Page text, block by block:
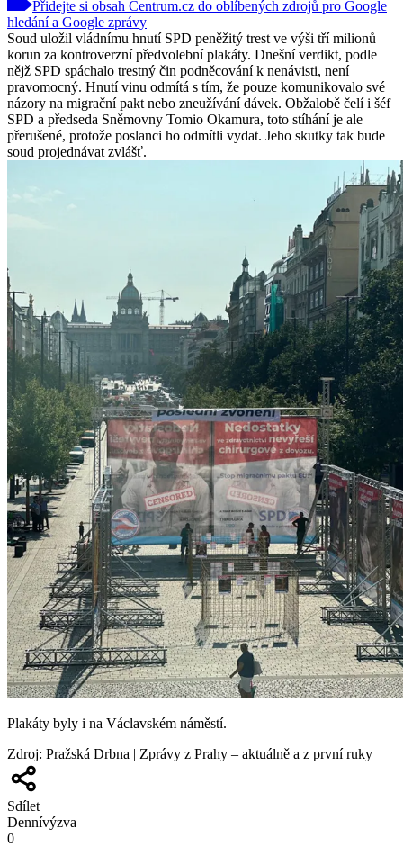
Přidejte si obsah Centrum.cz do oblíbených zdrojů pro Google
hledání a Google zprávy
Soud uložil vládnímu hnutí SPD peněžitý trest ve výši tří milionů
korun za kontroverzní předvolební plakáty. Dnešní verdikt, podle
nějž SPD spáchalo trestný čin podněcování k nenávisti, není
pravomocný. Hnutí vinu odmítá s tím, že pouze komunikovalo své
názory na migrační pakt nebo zneužívání dávek. Obžalobě čelí i šéf
SPD a předseda Sněmovny Tomio Okamura, toto stíhání je ale
přerušené, protože poslanci ho odmítli vydat. Jeho skutky tak bude
soud projednávat zvlášť.
Plakáty byly i na Václavském náměstí.
Zdroj: Pražská Drbna | Zprávy z Prahy – aktuálně a z první ruky
Sdílet
Dennívýzva
0